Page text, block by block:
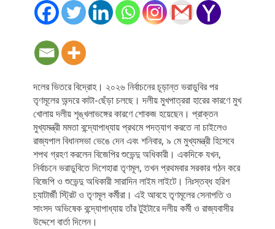
দলের ভিতরে বিদ্রোহ। ২০২৬ নির্বাচনের চূড়ান্ত ভরাডুবির পর
তৃণমূলের অন্দরে কাটা-ছেঁড়া চলছে। দলীয় মুখপাত্ররা হারের কারণে মুখ
খোলায় দলীয় শৃঙ্খলাভঙ্গের কারণে শোকজ হয়েছেন। প্রাক্তন
মুখ্যমন্ত্রী মমতা বন্দ্যোপাধ্যায় প্রথমে পদত্যাগ করতে না চাইলেও
রাজ্যপাল বিধানসভা ভেঙে দেন এবং শনিবার, ৯ মে মুখ্যমন্ত্রী হিসেবে
শপথ গ্রহণ করলেন বিজেপির শুভেন্দু অধিকারী। একদিকে যখন,
নির্বাচনে ভরাডুবিতে দিশেহারা তৃণমূল, তখন প্রথমবার সরকার গঠন করে
বিজেপি ও শুভেন্দু অধিকারী সারাদিন লাইম লাইটে। নিঃস্তব্ধ হরিশ
চ্যাটার্জী স্ট্রিট ও তৃণমূল কর্মীরা। এই আবহে তৃণমূলের সেনাপতি ও
সাংসদ অভিষেক বন্দ্যোপাধ্যায় তাঁর টুইটারে দলীয় কর্মী ও রাজ্যবাসীর
উদ্দেশে বার্তা দিলেন।